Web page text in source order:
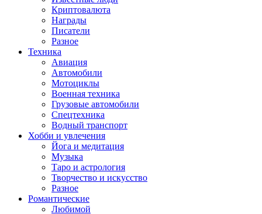
Криптовалюта
Награды
Писатели
Разное
Техника
Авиация
Автомобили
Мотоциклы
Военная техника
Грузовые автомобили
Спецтехника
Водный транспорт
Хобби и увлечения
Йога и медитация
Музыка
Таро и астрология
Творчество и искусство
Разное
Романтические
Любимой